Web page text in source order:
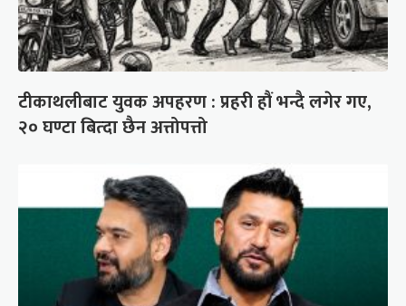
टीकाथलीबाट युवक अपहरण : प्रहरी हौं भन्दै लगेर गए,
२० घण्टा बित्दा छैन अत्तोपत्तो